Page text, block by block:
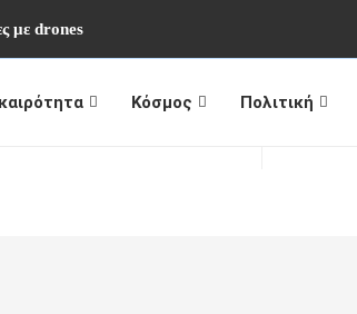
με drones
Κόσμος Πολιτική